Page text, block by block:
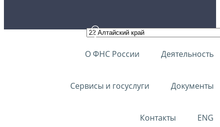
О ФНС России Деятельность
Сервисы и госуслуги Документы
Контакты ENG